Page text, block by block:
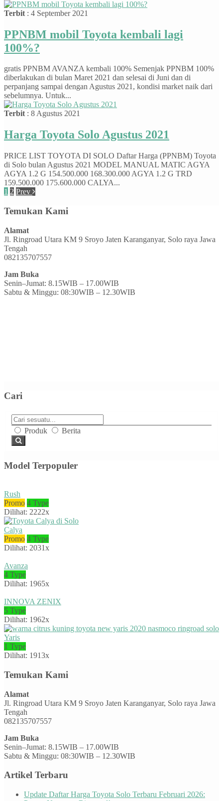
Terbit : 4 September 2021
PPNBM mobil Toyota kembali lagi
100%?
gratis PPNBM AVANZA kembali 100% Semenjak PPNBM 100%
diberlakukan di bulan Maret 2021 dan selesai di Juni dan di
perpanjang sampai dengan Agustus 2021, kondisi market naik dari
sebelumnya. Untuk...
Terbit: 8 Agustus 2021
Harga Toyota Solo Agustus 2021
PRICE LIST TOYOTA DI SOLO Daftar Harga (PPNBM) Toyota
di Solo bulan Agustus 2021 MODEL MANUAL MATIC AGYA
AGYA 1.2 G 154.500.000 168.300.000 AGYA 1.2 G TRD
159.500.000 175.600.000 CALYA...
1 2 Prev
Temukan Kami
Alamat
Jl. Ringroad Utara KM 9 Sroyo Jaten Karanganyar, Solo raya Jawa
Tengah
082135707557
Jam Buka
Senin–Jumat: 8.15WIB – 17.00WIB
Sabtu & Minggu: 08:30WIB – 12.30WIB
Cari
Produk Berita
Model Terpopuler
Rush
Promo 4 Type
Dilihat: 2222x
Calya
Promo 4 Type
Dilihat: 2031x
Avanza
4 Type
Dilihat: 1965x
INNOVA ZENIX
5 Type
Dilihat: 1962x
Yaris
1 Type
Dilihat: 1913x
Temukan Kami
Alamat
Jl. Ringroad Utara KM 9 Sroyo Jaten Karanganyar, Solo raya Jawa
Tengah
082135707557
Jam Buka
Senin–Jumat: 8.15WIB – 17.00WIB
Sabtu & Minggu: 08:30WIB – 12.30WIB
Artikel Terbaru
Update Daftar Harga Toyota Solo Terbaru Februari 2026: